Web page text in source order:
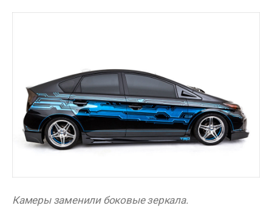
Камеры заменили боковые зеркала.